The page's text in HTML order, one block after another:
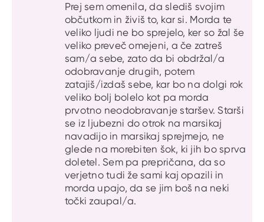
Prej sem omenila, da slediš svojim
občutkom in živiš to, kar si. Morda te
veliko ljudi ne bo sprejelo, ker so žal še
veliko preveč omejeni, a če zatreš
sam/a sebe, zato da bi obdržal/a
odobravanje drugih, potem
zatajiš/izdaš sebe, kar bo na dolgi rok
veliko bolj bolelo kot pa morda
prvotno neodobravanje staršev. Starši
se iz ljubezni do otrok na marsikaj
navadijo in marsikaj sprejmejo, ne
glede na morebiten šok, ki jih bo sprva
doletel. Sem pa prepričana, da so
verjetno tudi že sami kaj opazili in
morda upajo, da se jim boš na neki
točki zaupal/a.